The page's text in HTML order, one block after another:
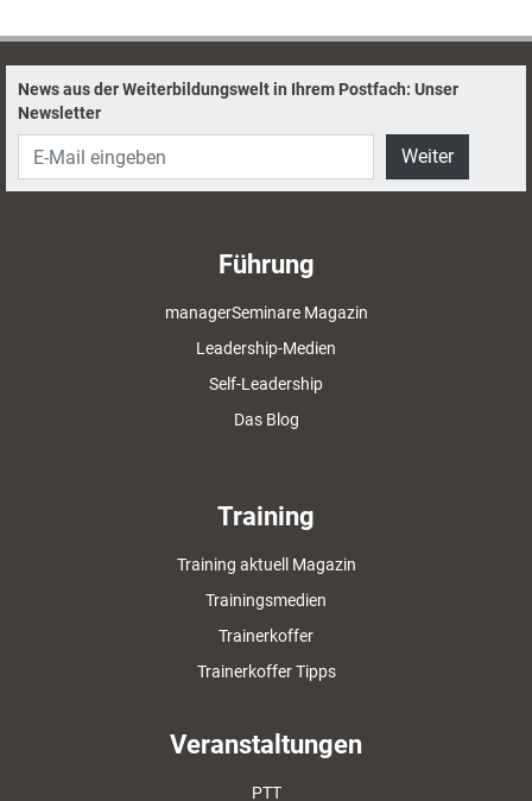
News aus der Weiterbildungswelt in Ihrem Postfach: Unser
Newsletter
Weiter
Führung
managerSeminare Magazin
Leadership-Medien
Self-Leadership
Das Blog
Training
Training aktuell Magazin
Trainingsmedien
Trainerkoffer
Trainerkoffer Tipps
Veranstaltungen
PTT